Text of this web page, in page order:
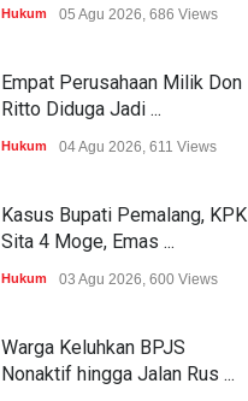
Hukum 05 Agu 2026, 686 Views
Empat Perusahaan Milik Don
Ritto Diduga Jadi ...
Hukum 04 Agu 2026, 611 Views
Kasus Bupati Pemalang, KPK
Sita 4 Moge, Emas ...
Hukum 03 Agu 2026, 600 Views
Warga Keluhkan BPJS
Nonaktif hingga Jalan Rus ...